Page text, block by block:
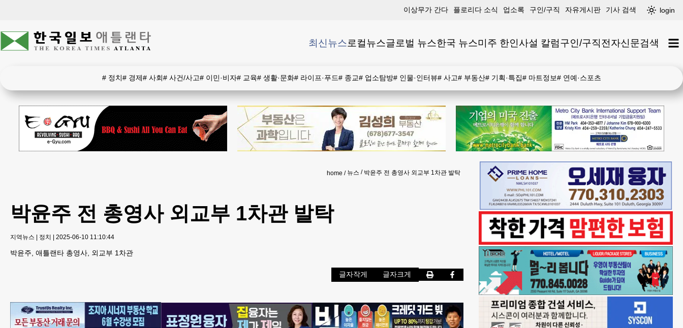
이상무가 간다 플로리다 소식 업소록 구인/구직 자유게시판 기사 검색 login
최신뉴스로컬뉴스글로벌 뉴스한국 뉴스미주 한인사설 칼럼구인/구직전자신문검색
# 정치# 경제# 사회# 사건/사고# 이민·비자# 교육# 생활·문화# 라이프·푸드# 종교# 업소탐방# 인물·인터뷰# 사고# 부동산# 기획·특집# 마트정보# 연예·스포츠
home 뉴스 박윤주 전 총영사 외교부 1차관 발탁
박윤주 전 총영사 외교부 1차관 발탁
지역뉴스 | 정치 | 2025-06-10 11:10:44
박윤주, 애틀랜타 총영사, 외교부 1차관
글자작게 글자크게